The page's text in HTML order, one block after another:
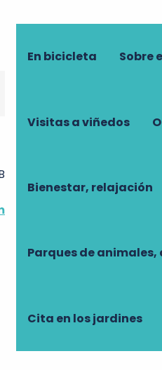
En bicicleta Sobre
Visitas a viñedos
Bienestar, relajación
Parques de
Cita en los jardines
-, 37240 Le
llegar